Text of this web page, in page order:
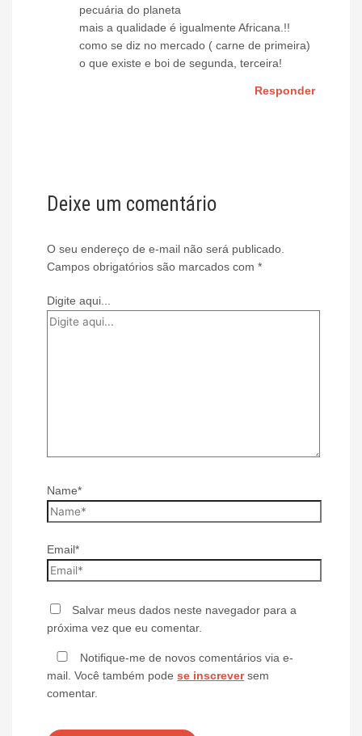
pecuária do planeta
mais a qualidade é igualmente Africana.!!
como se diz no mercado ( carne de primeira)
o que existe e boi de segunda, terceira!
Responder
Deixe um comentário
O seu endereço de e-mail não será publicado.
Campos obrigatórios são marcados com*
Digite aqui...
Name*
Email*
Salvar meus dados neste navegador para a
próxima vez que eu comentar.
Notifique-me de novos comentários via e-
mail. Você também podese inscreversem
comentar.